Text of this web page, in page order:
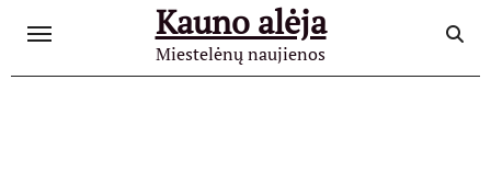
Kauno alėja
Miestelėnų naujienos